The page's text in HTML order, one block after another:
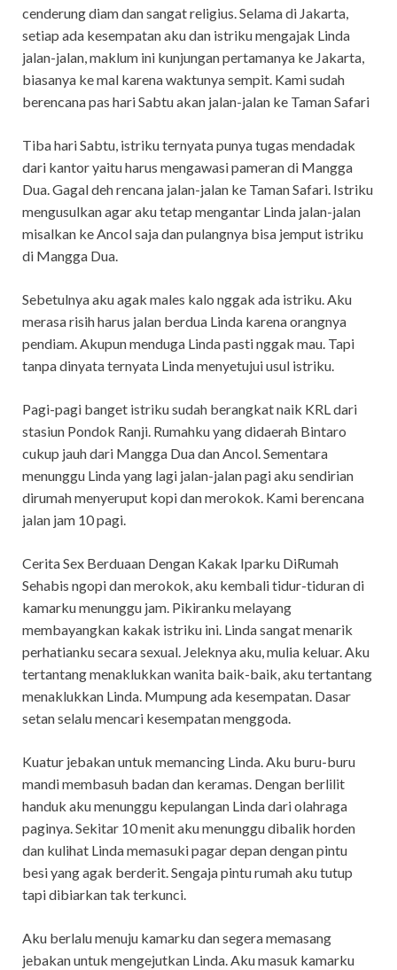
cenderung diam dan sangat religius. Selama di Jakarta,
setiap ada kesempatan aku dan istriku mengajak Linda
jalan-jalan, maklum ini kunjungan pertamanya ke Jakarta,
biasanya ke mal karena waktunya sempit. Kami sudah
berencana pas hari Sabtu akan jalan-jalan ke Taman Safari
Tiba hari Sabtu, istriku ternyata punya tugas mendadak
dari kantor yaitu harus mengawasi pameran di Mangga
Dua. Gagal deh rencana jalan-jalan ke Taman Safari. Istriku
mengusulkan agar aku tetap mengantar Linda jalan-jalan
misalkan ke Ancol saja dan pulangnya bisa jemput istriku
di Mangga Dua.
Sebetulnya aku agak males kalo nggak ada istriku. Aku
merasa risih harus jalan berdua Linda karena orangnya
pendiam. Akupun menduga Linda pasti nggak mau. Tapi
tanpa dinyata ternyata Linda menyetujui usul istriku.
Pagi-pagi banget istriku sudah berangkat naik KRL dari
stasiun Pondok Ranji. Rumahku yang didaerah Bintaro
cukup jauh dari Mangga Dua dan Ancol. Sementara
menunggu Linda yang lagi jalan-jalan pagi aku sendirian
dirumah menyeruput kopi dan merokok. Kami berencana
jalan jam 10 pagi.
Cerita Sex Berduaan Dengan Kakak Iparku DiRumah
Sehabis ngopi dan merokok, aku kembali tidur-tiduran di
kamarku menunggu jam. Pikiranku melayang
membayangkan kakak istriku ini. Linda sangat menarik
perhatianku secara sexual. Jeleknya aku, mulia keluar. Aku
tertantang menaklukkan wanita baik-baik, aku tertantang
menaklukkan Linda. Mumpung ada kesempatan. Dasar
setan selalu mencari kesempatan menggoda.
Kuatur jebakan untuk memancing Linda. Aku buru-buru
mandi membasuh badan dan keramas. Dengan berlilit
handuk aku menunggu kepulangan Linda dari olahraga
paginya. Sekitar 10 menit aku menunggu dibalik horden
dan kulihat Linda memasuki pagar depan dengan pintu
besi yang agak berderit. Sengaja pintu rumah aku tutup
tapi dibiarkan tak terkunci.
Aku berlalu menuju kamarku dan segera memasang
jebakan untuk mengejutkan Linda. Aku masuk kamarku